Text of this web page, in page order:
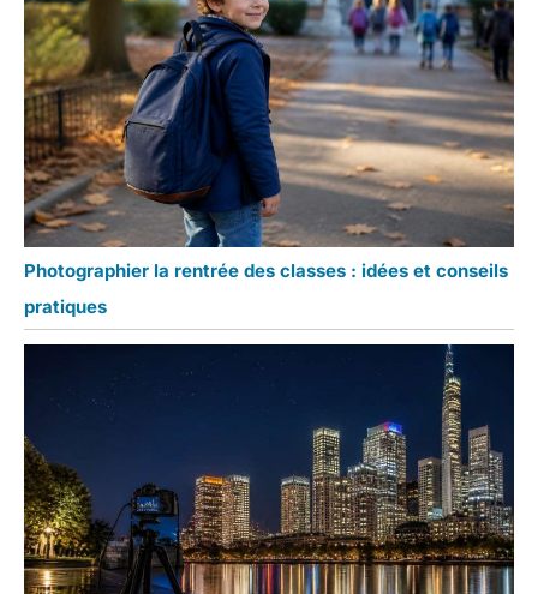
Photographier la rentrée des classes : idées et conseils
pratiques